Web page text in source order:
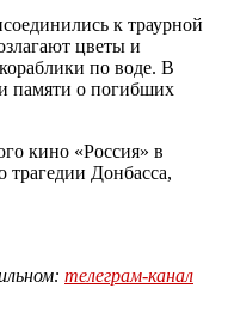
к траурной
цветы и
по воде. В
памяти о погибших
кино «Россия» в
трагедии Донбасса,
телеграм-канал